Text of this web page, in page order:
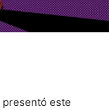
presentó este